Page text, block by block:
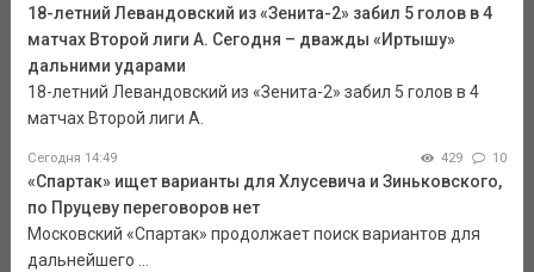
18-летний Левандовский из «Зенита-2» забил 5 голов в 4
матчах Второй лиги А. Сегодня – дважды «Иртышу»
дальними ударами
18-летний Левандовский из «Зенита-2» забил 5 голов в 4
матчах Второй лиги А.
Сегодня 14:49 429 10
«Спартак» ищет варианты для Хлусевича и Зиньковского,
по Пруцеву переговоров нет
Московский «Спартак» продолжает поиск вариантов для
дальнейшего ...